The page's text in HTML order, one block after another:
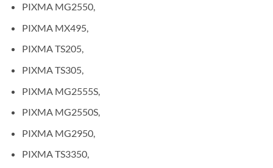
PIXMA MG2550,
PIXMA MX495,
PIXMA TS205,
PIXMA TS305,
PIXMA MG2555S,
PIXMA MG2550S,
PIXMA MG2950,
PIXMA TS3350,